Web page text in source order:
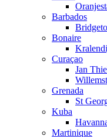
Barbados
Bonaire
Curaçao
Jan
Grenada
St
Kuba
Martinique